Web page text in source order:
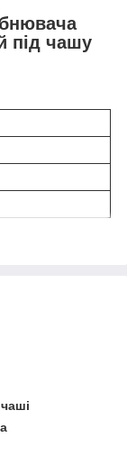
під чашу